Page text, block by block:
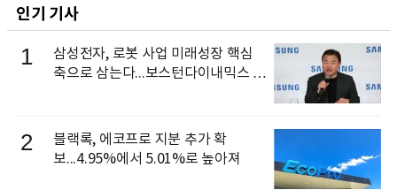
인기 기사
1
삼성전자, 로봇 사업 미래성장 핵심
축으로 삼는다...보스턴다이내믹스 출
2
블랙록, 에코프로 지분 추가 확
보...4.95%에서 5.01%로 높아져